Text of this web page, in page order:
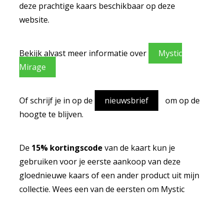
deze prachtige kaars beschikbaar op deze
website.
Bekijk alvast meer informatie over
Mystic
Mirage
Of schrijf je in op de nieuwsbrief
om op de
hoogte te blijven.
De 15% kortingscode van de kaart kun je
gebruiken voor je eerste aankoop van deze
gloednieuwe kaars of een ander product uit mijn
collectie. Wees een van de eersten om Mystic